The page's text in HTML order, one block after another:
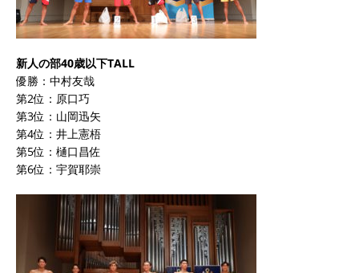
新人の部40歳以下TALL
優勝：中村友哉
第2位：原口巧
第3位：山岡迅矢
第4位：井上憲梧
第5位：樋口昌佐
第6位：宇賀耶崇